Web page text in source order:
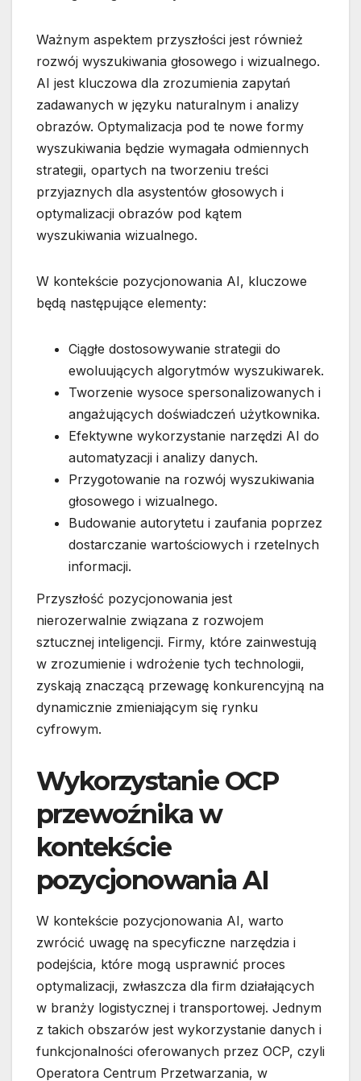
Ważnym aspektem przyszłości jest również
rozwój wyszukiwania głosowego i wizualnego.
AI jest kluczowa dla zrozumienia zapytań
zadawanych w języku naturalnym i analizy
obrazów. Optymalizacja pod te nowe formy
wyszukiwania będzie wymagała odmiennych
strategii, opartych na tworzeniu treści
przyjaznych dla asystentów głosowych i
optymalizacji obrazów pod kątem
wyszukiwania wizualnego.
W kontekście pozycjonowania AI, kluczowe
będą następujące elementy:
Ciągłe dostosowywanie strategii do
ewoluujących algorytmów wyszukiwarek.
Tworzenie wysoce spersonalizowanych i
angażujących doświadczeń użytkownika.
Efektywne wykorzystanie narzędzi AI do
automatyzacji i analizy danych.
Przygotowanie na rozwój wyszukiwania
głosowego i wizualnego.
Budowanie autorytetu i zaufania poprzez
dostarczanie wartościowych i rzetelnych
informacji.
Przyszłość pozycjonowania jest
nierozerwalnie związana z rozwojem
sztucznej inteligencji. Firmy, które zainwestują
w zrozumienie i wdrożenie tych technologii,
zyskają znaczącą przewagę konkurencyjną na
dynamicznie zmieniającym się rynku
cyfrowym.
Wykorzystanie OCP
przewoźnika w
kontekście
pozycjonowania AI
W kontekście pozycjonowania AI, warto
zwrócić uwagę na specyficzne narzędzia i
podejścia, które mogą usprawnić proces
optymalizacji, zwłaszcza dla firm działających
w branży logistycznej i transportowej. Jednym
z takich obszarów jest wykorzystanie danych i
funkcjonalności oferowanych przez OCP, czyli
Operatora Centrum Przetwarzania, w